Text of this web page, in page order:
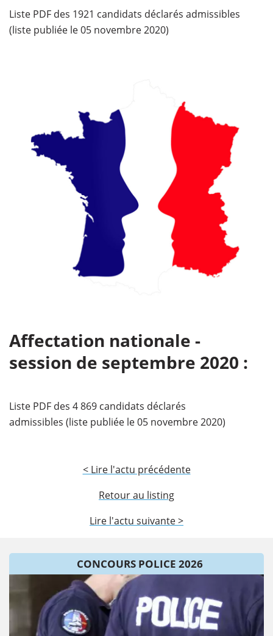
Liste PDF des 1921 candidats déclarés admissibles
(liste publiée le 05 novembre 2020)
Affectation nationale -
session de septembre 2020 :
Liste PDF des 4 869 candidats déclarés
admissibles (liste publiée le 05 novembre 2020)
< Lire l'actu précédente
Retour au listing
Lire l'actu suivante >
CONCOURS POLICE 2026